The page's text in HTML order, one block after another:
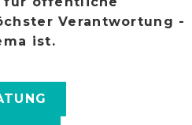
Verantwortung -
ist.